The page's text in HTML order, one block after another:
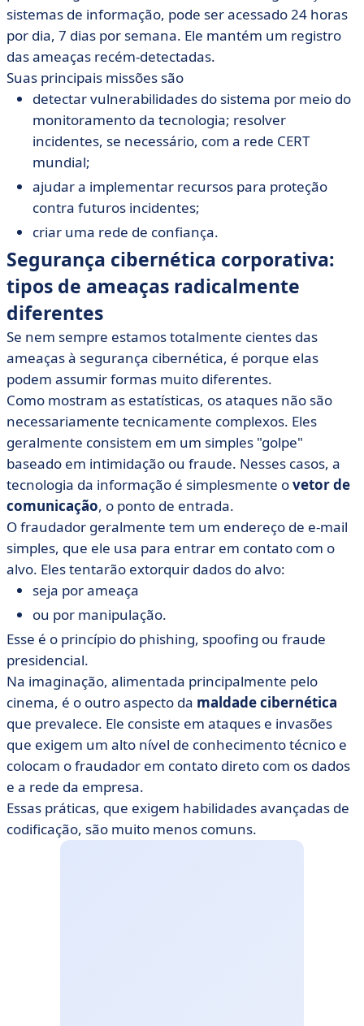
sistemas de informação, pode ser acessado 24 horas
por dia, 7 dias por semana. Ele mantém um registro
das ameaças recém-detectadas.
Suas principais missões são
detectar vulnerabilidades do sistema por meio do
monitoramento da tecnologia; resolver
incidentes, se necessário, com a rede CERT
mundial;
ajudar a implementar recursos para proteção
contra futuros incidentes;
criar uma rede de confiança.
Segurança cibernética corporativa:
tipos de ameaças radicalmente
diferentes
Se nem sempre estamos totalmente cientes das
ameaças à segurança cibernética, é porque elas
podem assumir formas muito diferentes.
Como mostram as estatísticas, os ataques não são
necessariamente tecnicamente complexos. Eles
geralmente consistem em um simples "golpe"
baseado em intimidação ou fraude. Nesses casos, a
tecnologia da informação é simplesmente ovetor de
comunicação, o ponto de entrada.
O fraudador geralmente tem um endereço de e-mail
simples, que ele usa para entrar em contato com o
alvo. Eles tentarão extorquir dados do alvo:
seja por ameaça
ou por manipulação.
Esse é o princípio do phishing, spoofing ou fraude
presidencial.
Na imaginação, alimentada principalmente pelo
cinema, é o outro aspecto da maldade cibernética
que prevalece. Ele consiste em ataques e invasões
que exigem um alto nível de conhecimento técnico e
colocam o fraudador em contato direto com os dados
e a rede da empresa.
Essas práticas, que exigem habilidades avançadas de
codificação, são muito menos comuns.